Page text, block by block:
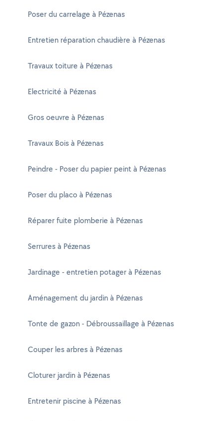
Poser du carrelage à Pézenas
Entretien réparation chaudière à Pézenas
Travaux toiture à Pézenas
Electricité à Pézenas
Gros oeuvre à Pézenas
Travaux Bois à Pézenas
Peindre - Poser du papier peint à Pézenas
Poser du placo à Pézenas
Réparer fuite plomberie à Pézenas
Serrures à Pézenas
Jardinage - entretien potager à Pézenas
Aménagement du jardin à Pézenas
Tonte de gazon - Débroussaillage à Pézenas
Couper les arbres à Pézenas
Cloturer jardin à Pézenas
Entretenir piscine à Pézenas